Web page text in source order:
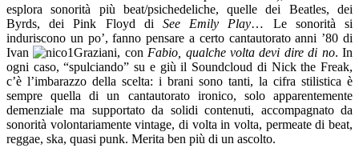
esplora sonorità più beat/psichedeliche, quelle dei Beatles, dei
Byrds, dei Pink Floyd di See Emily Play… Le sonorità si
induriscono un po’, fanno pensare a certo cantautorato anni ’80 di
Ivan
Graziani, con Fabio, qualche volta devi dire di no. In
ogni caso, “spulciando” su e giù il Soundcloud di Nick the Freak,
c’è l’imbarazzo della scelta: i brani sono tanti, la cifra stilistica è
sempre quella di un cantautorato ironico, solo apparentemente
demenziale ma supportato da solidi contenuti, accompagnato da
sonorità volontariamente vintage, di volta in volta, permeate di beat,
reggae, ska, quasi punk. Merita ben più di un ascolto.